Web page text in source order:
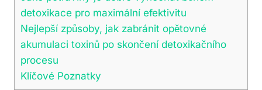
detoxikace pro maximální efektivitu
Nejlepší způsoby, jak zabránit opětovné
akumulaci toxinů po skončení detoxikačního
procesu
Klíčové Poznatky